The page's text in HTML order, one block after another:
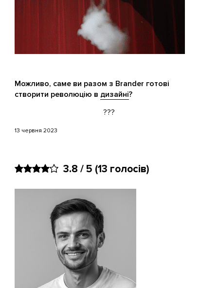
Можливо, саме ви разом з Brander готові
створити революцію в дизайні?
???
13 червня 2023
3.8 / 5 (13 голосів)